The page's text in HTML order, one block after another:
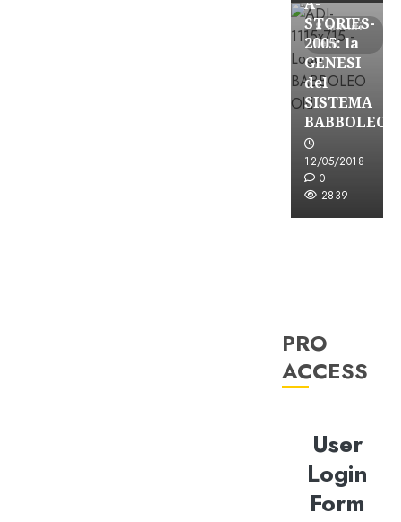
8 minuti
letti
STORIES-
2005: la
GENESI
del
SISTEMA
BABBOLEO
12/05/2018
0
2839
PRO
ACCESS
User
Login
Form